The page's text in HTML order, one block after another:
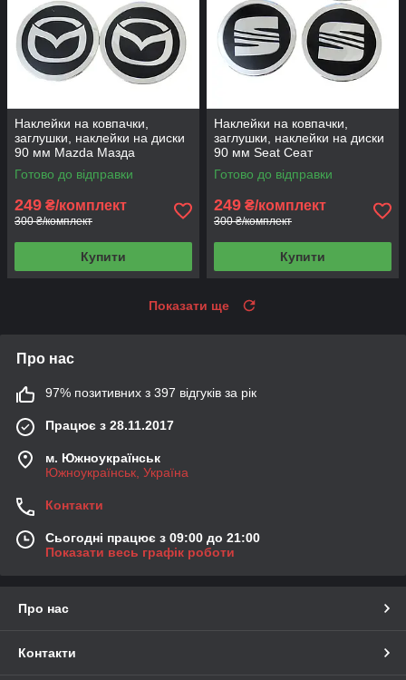
Наклейки на ковпачки,
заглушки, наклейки на диски
90 мм Mazda Мазда
Готово до відправки
249 ₴/комплект
300 ₴/комплект
Купити
Наклейки на ковпачки,
заглушки, наклейки на диски
90 мм Seat Сеат
Готово до відправки
249 ₴/комплект
300 ₴/комплект
Купити
Показати ще
Про нас
97% позитивних з 397 відгуків за рік
Працює з 28.11.2017
м. Южноукраїнськ
Южноукраїнськ, Україна
Контакти
Сьогодні працює з 09:00 до 21:00
Показати весь графік роботи
Про нас
Контакти